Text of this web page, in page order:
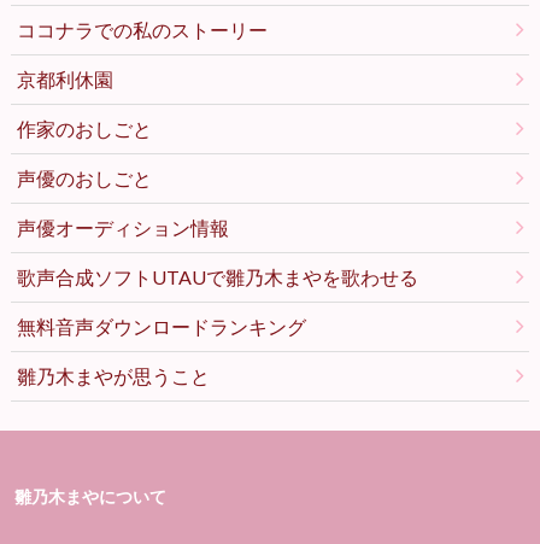
ココナラでの私のストーリー
京都利休園
作家のおしごと
声優のおしごと
声優オーディション情報
歌声合成ソフトUTAUで雛乃木まやを歌わせる
無料音声ダウンロードランキング
雛乃木まやが思うこと
雛乃木まやについて